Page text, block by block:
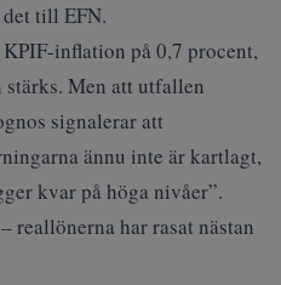
till EFN.
inflation på 0,7 procent,
Men att utfallen
signalerar att
ännu inte är kartlagt,
kvar på höga nivåer”.
reallönerna har rasat nästan